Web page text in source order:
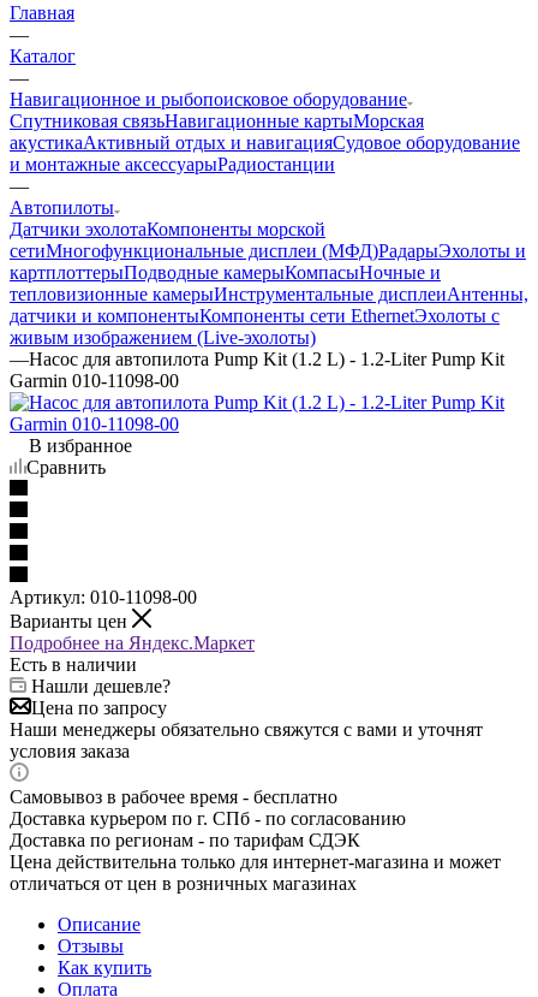
Главная
—
Каталог
—
Навигационное и рыбопоисковое оборудование
Спутниковая связьНавигационные картыМорская
акустикаАктивный отдых и навигацияСудовое оборудование
и монтажные аксессуарыРадиостанции
—
Автопилоты
Датчики эхолотаКомпоненты морской
сетиМногофункциональные дисплеи (МФД)РадарыЭхолоты и
картплоттерыПодводные камерыКомпасыНочные и
тепловизионные камерыИнструментальные дисплеиАнтенны,
датчики и компонентыКомпоненты сети EthernetЭхолоты с
живым изображением (Live-эхолоты)
—Насос для автопилота Pump Kit (1.2 L) - 1.2-Liter Pump Kit
Garmin 010-11098-00
В избранное
Сравнить
Артикул: 010-11098-00
Варианты цен
Подробнее на Яндекс.Маркет
Есть в наличии
Нашли дешевле?
Цена по запросу
Наши менеджеры обязательно свяжутся с вами и уточнят
условия заказа
Самовывоз в рабочее время - бесплатно
Доставка курьером по г. СПб - по согласованию
Доставка по регионам - по тарифам СДЭК
Цена действительна только для интернет-магазина и может
отличаться от цен в розничных магазинах
Описание
Отзывы
Как купить
Оплата